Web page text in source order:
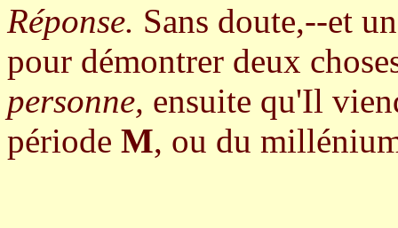
Réponse. Sans doute,--et
pour démontrer deux
personne, ensuite qu'Il
période M, ou du